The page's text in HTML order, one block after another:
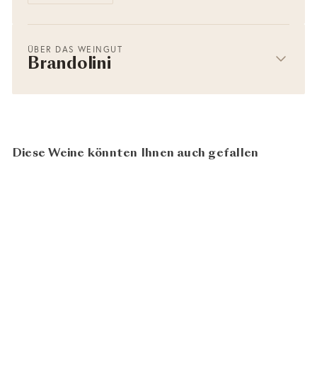
ÜBER DAS WEINGUT
Brandolini
Diese Weine könnten Ihnen auch gefallen